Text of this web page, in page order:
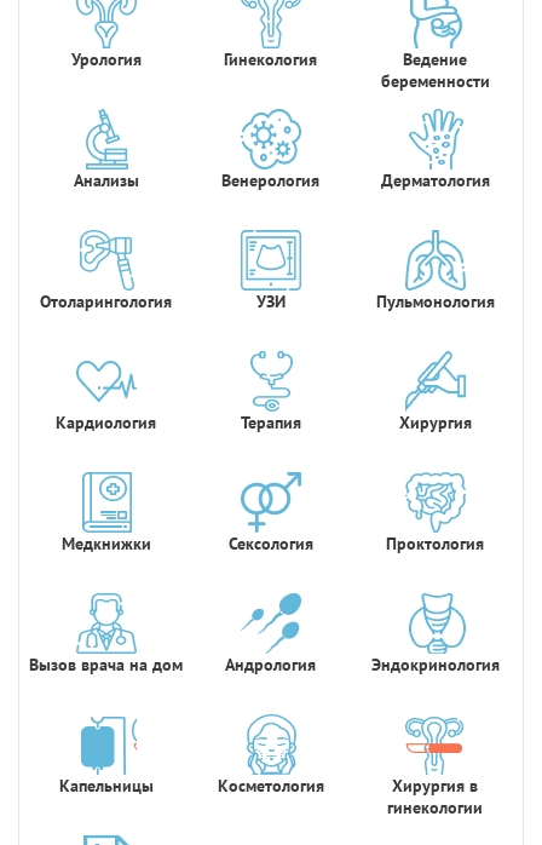
Урология Гинекология
Ведение
беременности
Анализы Венерология Дерматология
Отоларингология УЗИ Пульмонология
Кардиология Терапия Хирургия
Медкнижки Сексология Проктология
Вызов врача на дом Андрология Эндокринология
Капельницы Косметология
Хирургия в
гинекологии